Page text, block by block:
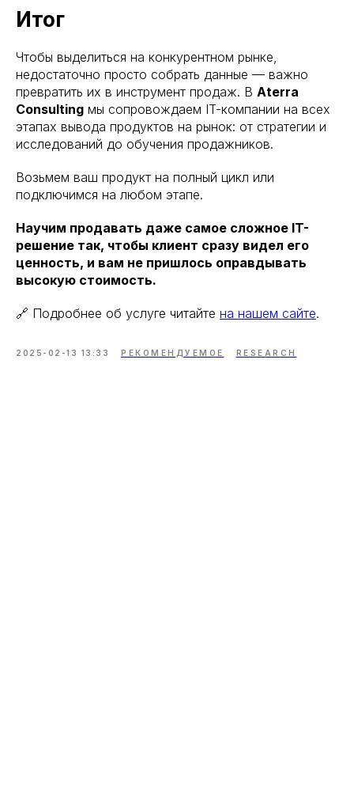
Итог
Чтобы выделиться на конкурентном рынке,
недостаточно просто собрать данные — важно
превратить их в инструмент продаж. В Aterra
Consulting мы сопровождаем IT-компании на всех
этапах вывода продуктов на рынок: от стратегии и
исследований до обучения продажников.
Возьмем ваш продукт на полный цикл или
подключимся на любом этапе.
Научим продавать даже самое сложное IT-
решение так, чтобы клиент сразу видел его
ценность, и вам не пришлось оправдывать
высокую стоимость.
🔗 Подробнее об услуге читайте на нашем сайте.
2025-02-13 13:33 РЕКОМЕНДУЕМОЕ RESEARCH